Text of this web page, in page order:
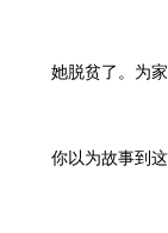
她脱贫了。为
你以为故事到